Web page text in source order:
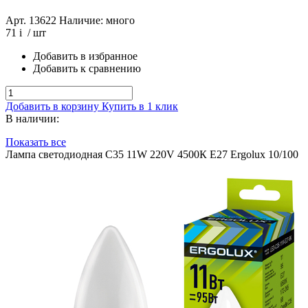
Арт. 13622 Наличие: много
71 i / шт
Добавить в избранное
Добавить к сравнению
Добавить в корзину Купить в 1 клик
В наличии:
Показать все
Лампа светодиодная С35 11W 220V 4500К E27 Ergolux 10/100